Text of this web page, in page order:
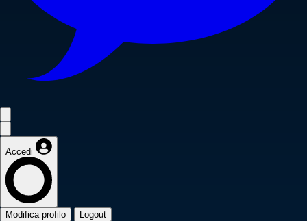
Accedi
Modifica profilo Logout